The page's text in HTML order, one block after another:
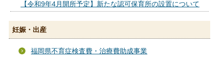
【令和9年4月開所予定】新たな認可保育所の設置について
妊娠・出産
福岡県不育症検査費・治療費助成事業